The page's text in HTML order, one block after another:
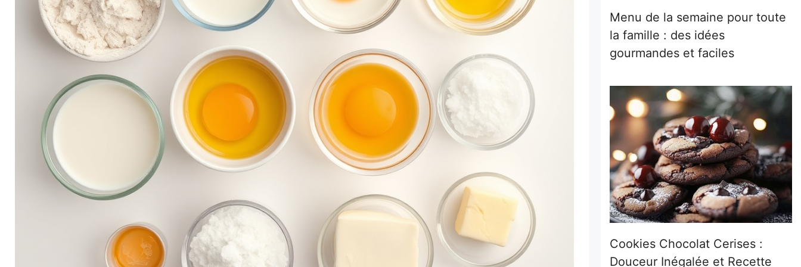
Menu de la semaine pour toute
la famille : des idées
gourmandes et faciles
Cookies Chocolat Cerises :
Douceur Inégalée et Recette